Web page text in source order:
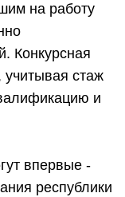
на работу
Конкурсная
учитывая стаж
и
впервые -
республики